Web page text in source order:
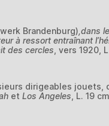
Brandenburg) ,dans
à ressort entraînant
des cercles , vers 1920,
dirigeables jouets,
et Los Angeles , L. 19